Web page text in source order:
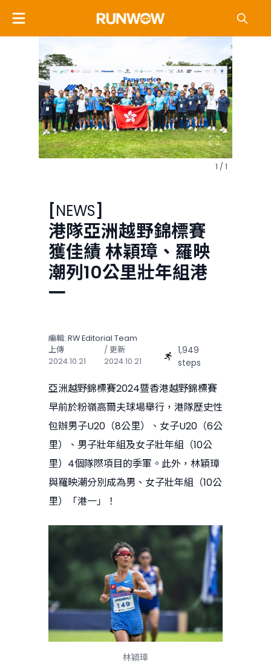
1 / 1
[NEWS]
港隊亞洲越野錦標賽
獲佳績 林穎璋、羅映
潮列10公里壯年組港
一
編輯: RW Editorial Team
上傳
2024.10.21
/ 更新
2024.10.21
1,949
steps
亞洲越野錦標賽2024暨香港越野錦標賽
早前於粉嶺高爾夫球場舉行，港隊歷史性
包辦男子U20（8公里）、女子U20（6公
里）、男子壯年組及女子壯年組（10公
里）4個隊際項目的季軍。此外，林穎璋
與羅映潮分別成為男、女子壯年組（10公
里）「港一」！
林穎璋